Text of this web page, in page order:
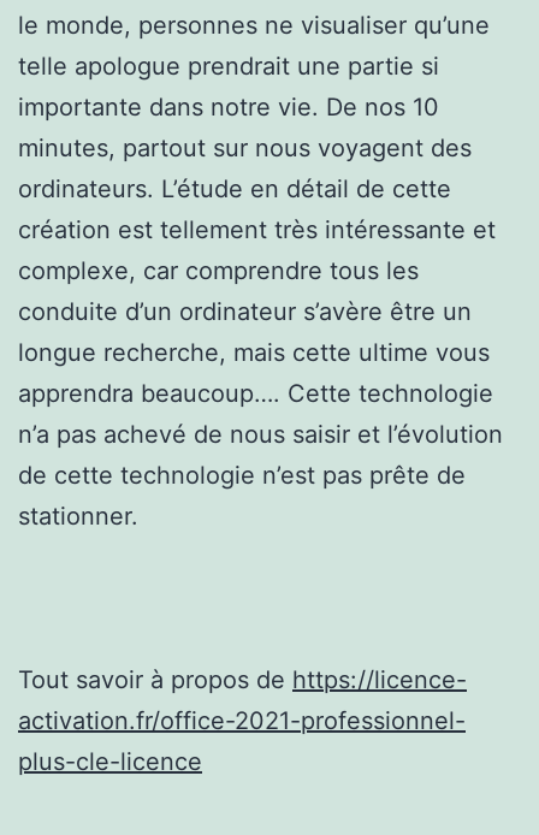
le monde, personnes ne visualiser qu’une
telle apologue prendrait une partie si
importante dans notre vie. De nos 10
minutes, partout sur nous voyagent des
ordinateurs. L’étude en détail de cette
création est tellement très intéressante et
complexe, car comprendre tous les
conduite d’un ordinateur s’avère être un
longue recherche, mais cette ultime vous
apprendra beaucoup…. Cette technologie
n’a pas achevé de nous saisir et l’évolution
de cette technologie n’est pas prête de
stationner.
Tout savoir à propos de https://licence-
activation.fr/office-2021-professionnel-
plus-cle-licence